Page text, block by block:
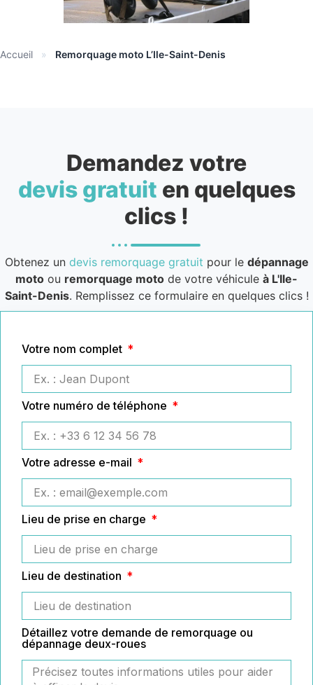
Accueil » Remorquage moto L’Ile-Saint-Denis
Demandez votre
devis gratuit en quelques
clics !
Obtenez un devis remorquage gratuit pour le dépannage
moto ou remorquage moto de votre véhicule à L'Ile-
Saint-Denis. Remplissez ce formulaire en quelques clics !
Votre nom complet
Votre numéro de téléphone
Votre adresse e-mail
Lieu de prise en charge
Lieu de destination
Détaillez votre demande de remorquage ou
dépannage deux-roues